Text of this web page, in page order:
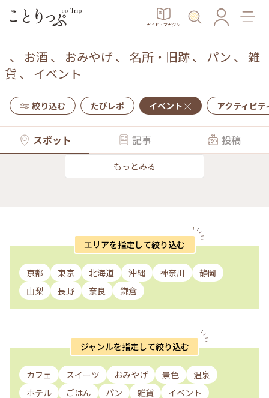
ガイド・マガジン
、 お酒 、 おみやげ 、 名所・旧跡、 パン 、 雑
貨 、 イベント
絞り込む たびレポ イベント アクティビテ
スポット 記事 投稿
もっとみる
エリアを指定して絞り込む
京都 東京 北海道 沖縄 神奈川
静岡
山梨
長野 奈良 鎌倉
ジャンルを指定して絞り込む
カフェ スイーツ おみやげ 景色
温泉
ホテル
ごはん パン 雑貨 イベント